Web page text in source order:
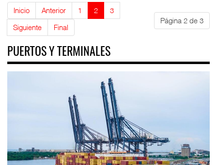
Página 2 de 3
Inicio Anterior 1 2
3
Siguiente
Final
PUERTOS Y TERMINALES